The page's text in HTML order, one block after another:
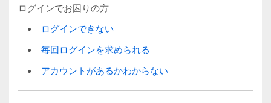
ログインでお困りの方
ログインできない
毎回ログインを求められる
アカウントがあるかわからない